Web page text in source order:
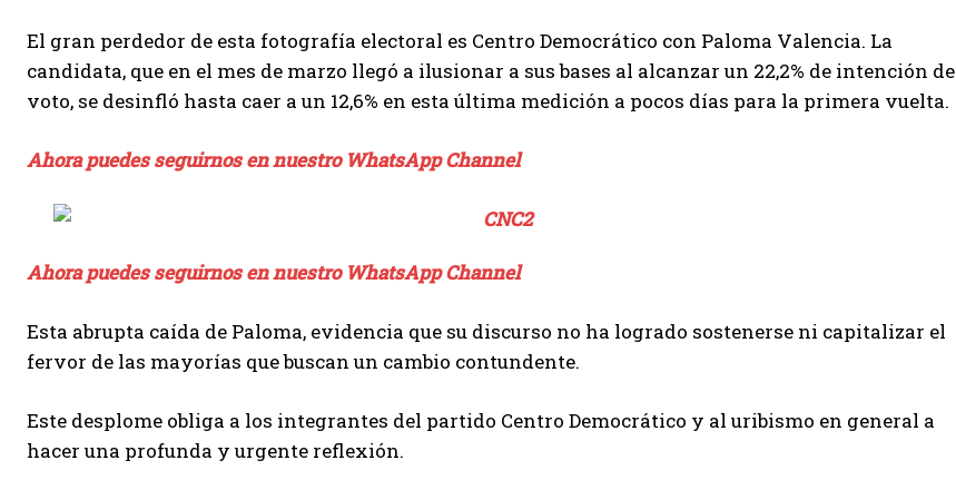
El gran perdedor de esta fotografía electoral es Centro Democrático con Paloma Valencia. La
candidata, que en el mes de marzo llegó a ilusionar a sus bases al alcanzar un 22,2% de intención de
voto, se desinfló hasta caer a un 12,6% en esta última medición a pocos días para la primera vuelta.
Ahora puedes seguirnos en nuestro WhatsApp Channel
Ahora puedes seguirnos en nuestro WhatsApp Channel
Esta abrupta caída de Paloma, evidencia que su discurso no ha logrado sostenerse ni capitalizar el
fervor de las mayorías que buscan un cambio contundente.
Este desplome obliga a los integrantes del partido Centro Democrático y al uribismo en general a
hacer una profunda y urgente reflexión.